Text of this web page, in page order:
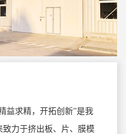
益求精，开拓创新”是我
力于挤出板、片、膜模